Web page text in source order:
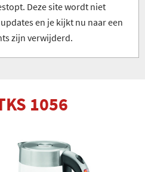
Deze site wordt niet
en je kijkt nu naar een
zijn verwijderd.
1056